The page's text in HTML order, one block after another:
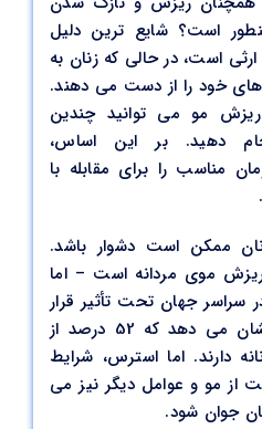
است؟ شایع ترین دلیل
است، در حالی که زنان به
خود را از دست می دهند.
مو می توانید چندین
دهید. بر این اساس،
مناسب را برای مقابله با
ممکن است دشوار باشد.
موی مردانه است – اما
سراسر جهان تحت تأثیر قرار
می‌دهد. تحقیقات اخیر نشان می دهد که 52 درصد از
دارند. اما استرس، شرایط
از مو و عوامل دیگر نیز می
جوان شود.